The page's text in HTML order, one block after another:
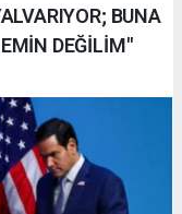
BUNA
DEĞİLİM"